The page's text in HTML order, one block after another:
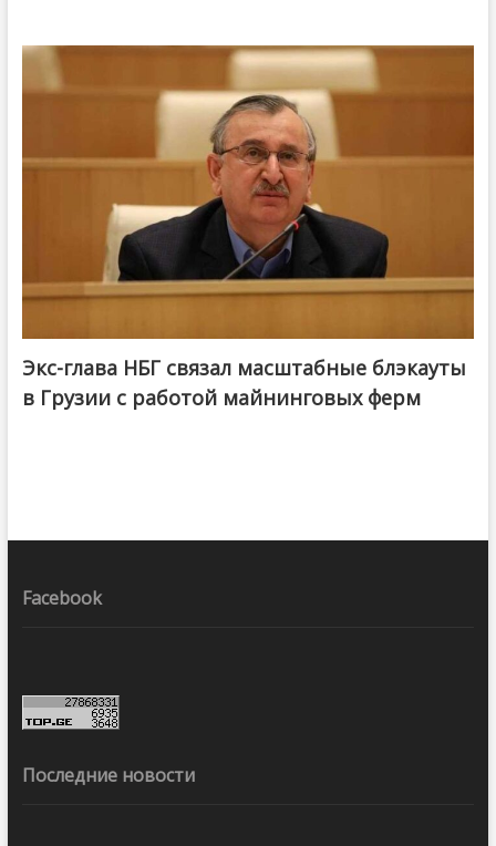
Экс-глава НБГ связал масштабные блэкауты
в Грузии с работой майнинговых ферм
Facebook
Последние новости